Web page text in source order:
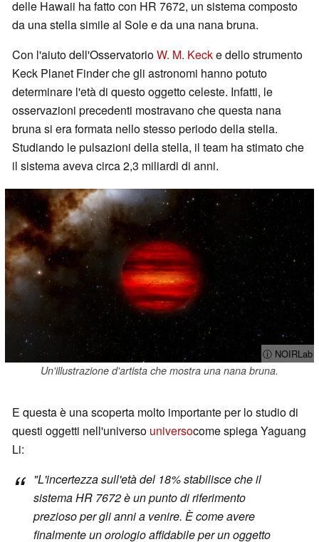
delle Hawaii ha fatto con HR 7672, un sistema composto
da una stella simile al Sole e da una nana bruna.
Con l'aiuto dell'OsservatorioW. M. Kecke dello strumento
Keck Planet Finder che gli astronomi hanno potuto
determinare l'età di questo oggetto celeste. Infatti, le
osservazioni precedenti mostravano che questa nana
bruna si era formata nello stesso periodo della stella.
Studiando le pulsazioni della stella, il team ha stimato che
il sistema aveva circa 2,3 miliardi di anni.
ⓘ NOIRLab
Un'illustrazione d'artista che mostra una nana bruna.
E questa è una scoperta molto importante per lo studio di
questi oggetti nell'universo universocome spiega Yaguang
Li:
"L'incertezza sull'età del 18% stabilisce che il
sistema HR 7672 è un punto di riferimento
prezioso per gli anni a venire. È come avere
finalmente un orologio affidabile per un oggetto